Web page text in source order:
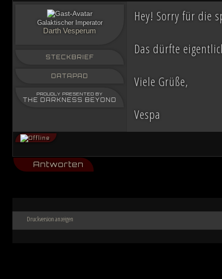
Galaktischer Imperator
Darth Vesperum
STECKBRIEF
DATAPAD
PROUDLY PRESENTED BY
THE DARKNESS BEYOND
Hey! Sorry für die
Das dürfte
Viele Grüße,
Vespa
Antworten
Druckversion anzeigen